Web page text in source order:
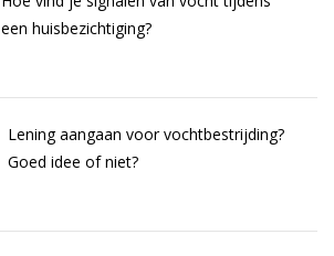
een huisbezichtiging?
Lening aangaan voor vochtbestrijding?
Goed idee of niet?